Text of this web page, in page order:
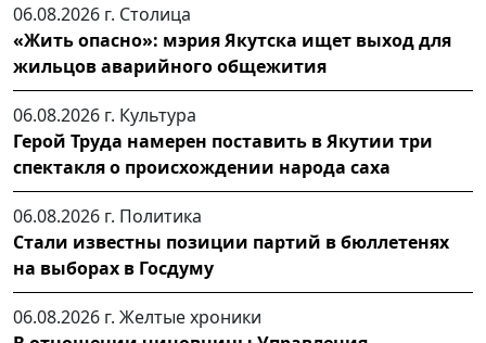
06.08.2026 г. Столица
«Жить опасно»: мэрия Якутска ищет выход для
жильцов аварийного общежития
06.08.2026 г. Культура
Герой Труда намерен поставить в Якутии три
спектакля о происхождении народа саха
06.08.2026 г. Политика
Стали известны позиции партий в бюллетенях
на выборах в Госдуму
06.08.2026 г. Желтые хроники